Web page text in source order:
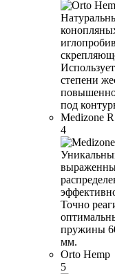
степени
под
Medizone
4
Точно
пружины
мм.
Orto Hemp
5